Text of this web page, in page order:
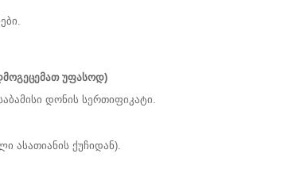
უფასოდ)
დონის სერთიფიკატი.
ასათიანის ქუჩიდან).